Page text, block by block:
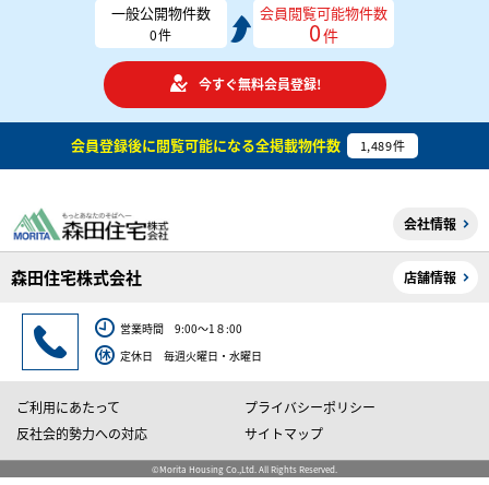
一般公開物件数
0件
会員閲覧可能物件数
0件
今すぐ無料会員登録!
会員登録後に閲覧可能になる全掲載物件数 1,489件
会社情報
森田住宅株式会社 店舗情報
営業時間 9:00～1８:00
定休日 毎週火曜日・水曜日
ご利用にあたって
プライバシーポリシー
反社会的勢力への対応
サイトマップ
©Morita Housing Co.,Ltd. All Rights Reserved.